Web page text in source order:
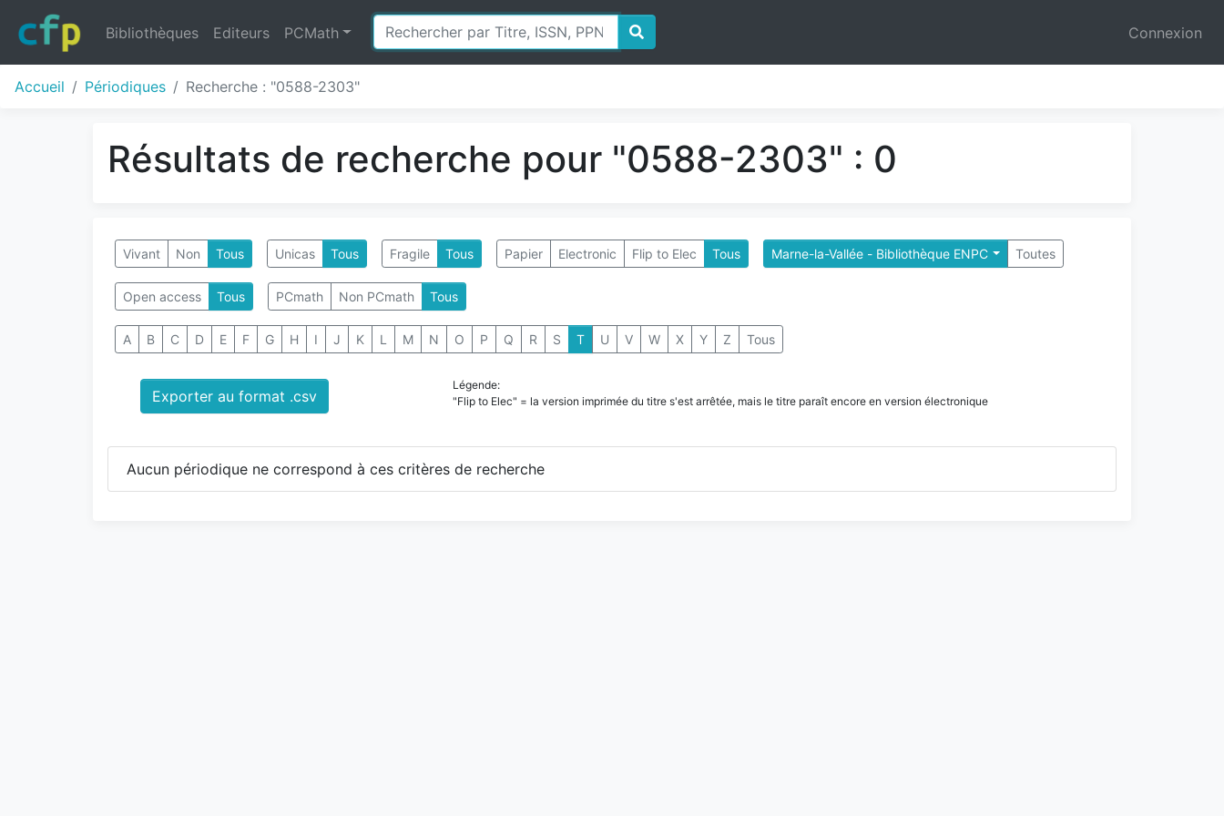
Bibliothèques Editeurs PCMath Connexion
Accueil Périodiques Recherche : "0588-2303"
Résultats de recherche pour "0588-2303" : 0
Vivant Non Tous Unicas Tous Fragile Tous Papier Electronic Flip to Elec Tous Marne-la-Vallée - Bibliothèque ENPC Toutes
Open access Tous PCmath Non PCmath Tous
A B C D E F G H I J K L M N O P Q R S T U V W X Y Z Tous
Exporter au format .csv
Légende:
"Flip to Elec" = la version imprimée du titre s'est arrêtée, mais le titre paraît encore en version électronique
Aucun périodique ne correspond à ces critères de recherche